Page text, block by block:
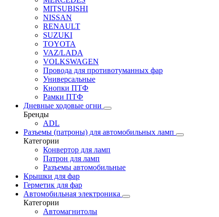
MITSUBISHI
NISSAN
RENAULT
SUZUKI
TOYOTA
VAZ/LADA
VOLKSWAGEN
Провода для противотуманных фар
Универсальные
Кнопки ПТФ
Рамки ПТФ
Дневные ходовые огни
Бренды
ADL
Разъемы (патроны) для автомобильных ламп
Категории
Конвертор для ламп
Патрон для ламп
Разъемы автомобильные
Крышки для фар
Герметик для фар
Автомобильная электроника
Категории
Автомагнитолы